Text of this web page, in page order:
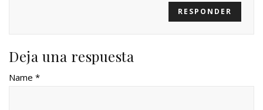
RESPONDER
Deja una respuesta
Name *